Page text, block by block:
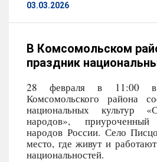
03.03.2026
В Комсомольском
праздник
28 февраля в 11:00 в
Комсомольского района
национальных культур
народов»,
народов России. Село
место, где живут и
национальностей.